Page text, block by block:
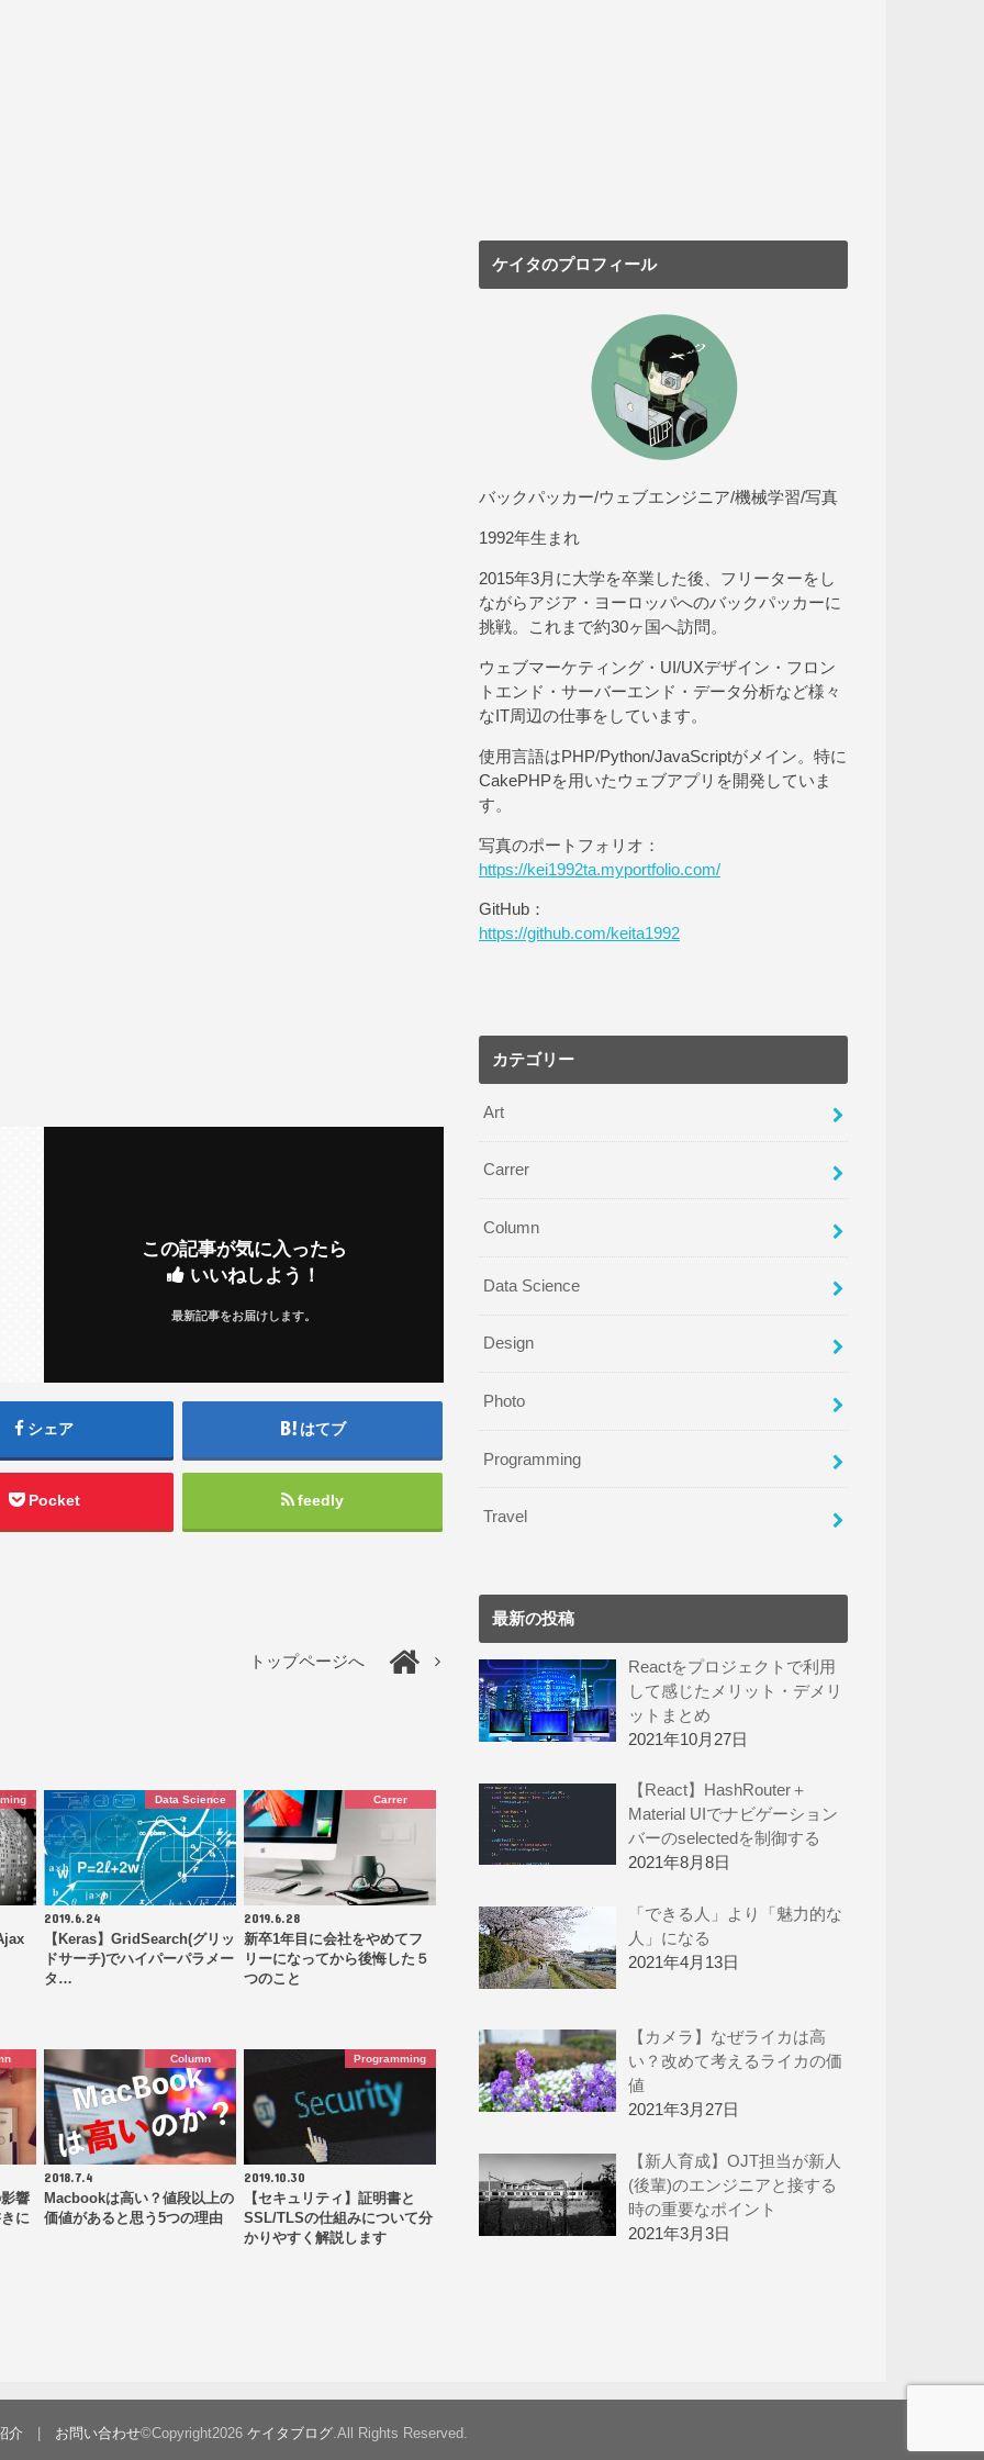
この記事が気に入ったら
いいねしよう！
最新記事をお届けします。
シェア はてブ
Pocket feedly
トップページへ
Data Science
2019.6.24
【Keras】GridSearch(グリッ
ドサーチ)でハイパーパラメー
タ…
Carrer
2019.6.28
新卒1年目に会社をやめてフ
リーになってから後悔した５
つのこと
響
に
Column
2018.7.4
Macbookは高い？値段以上の
価値があると思う5つの理由
Programming
2019.10.30
【セキュリティ】証明書と
SSL/TLSの仕組みについて分
かりやすく解説します
ケイタのプロフィール
バックパッカー/ウェブエンジニア/機械学習/写真
1992年生まれ
2015年3月に大学を卒業した後、フリーターをし
ながらアジア・ヨーロッパへのバックパッカーに
挑戦。これまで約30ヶ国へ訪問。
ウェブマーケティング・UI/UXデザイン・フロン
トエンド・サーバーエンド・データ分析など様々
なIT周辺の仕事をしています。
使用言語はPHP/Python/JavaScriptがメイン。特に
CakePHPを用いたウェブアプリを開発していま
す。
写真のポートフォリオ：
https://kei1992ta.myportfolio.com/
GitHub：
https://github.com/keita1992
カテゴリー
Art
Carrer
Column
Data Science
Design
Photo
Programming
Travel
最新の投稿
Reactをプロジェクトで利用
して感じたメリット・デメリ
ットまとめ
2021年10月27日
【React】HashRouter＋
Material UIでナビゲーション
バーのselectedを制御する
2021年8月8日
「できる人」より「魅力的な
人」になる
2021年4月13日
【カメラ】なぜライカは高
い？改めて考えるライカの価
値
2021年3月27日
【新人育成】OJT担当が新人
(後輩)のエンジニアと接する
時の重要なポイント
2021年3月3日
介 お問い合わせ©Copyright2026 ケイタブログ.All Rights Reserved.